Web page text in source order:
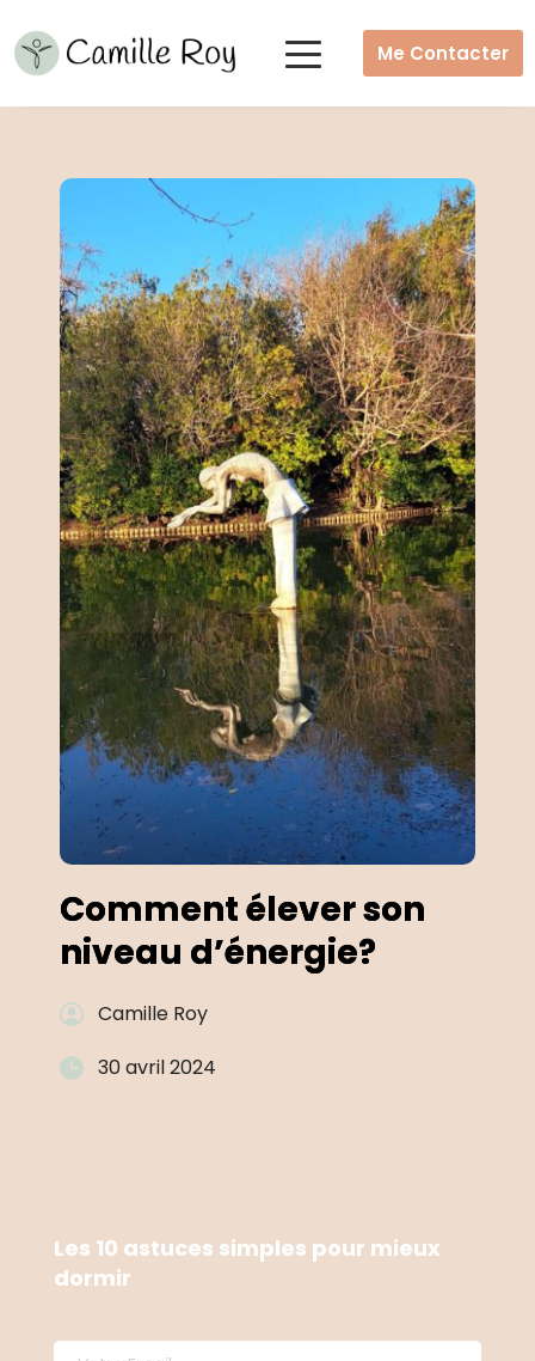
Me Contacter
Comment élever son
niveau d’énergie?
Camille Roy
30 avril 2024
Les 10 astuces simples pour mieux
dormir